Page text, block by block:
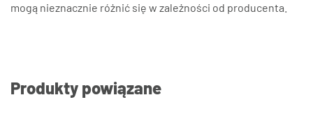
mogą nieznacznie różnić się w zależności od producenta.
Produkty powiązane